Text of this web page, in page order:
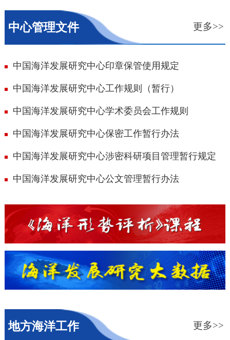
中心管理文件 更多>>
中国海洋发展研究中心印章保管使用规定
中国海洋发展研究中心工作规则（暂行）
中国海洋发展研究中心学术委员会工作规则
中国海洋发展研究中心保密工作暂行办法
中国海洋发展研究中心涉密科研项目管理暂行规定
中国海洋发展研究中心公文管理暂行办法
海洋形势评析...
海洋发展研究...
地方海洋工作 更多>>